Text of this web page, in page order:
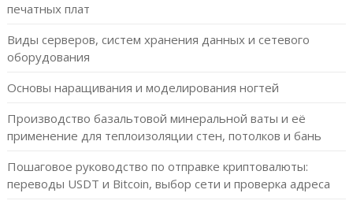
печатных плат
Виды серверов, систем хранения данных и сетевого
оборудования
Основы наращивания и моделирования ногтей
Производство базальтовой минеральной ваты и её
применение для теплоизоляции стен, потолков и бань
Пошаговое руководство по отправке криптовалюты:
переводы USDT и Bitcoin, выбор сети и проверка адреса